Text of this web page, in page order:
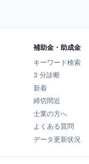
補助金・助成金
キーワード検索
3 分診断
新着
締切間近
士業の方へ
よくある質問
データ更新状況